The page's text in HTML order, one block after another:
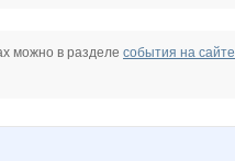
можно в разделе события на сайте